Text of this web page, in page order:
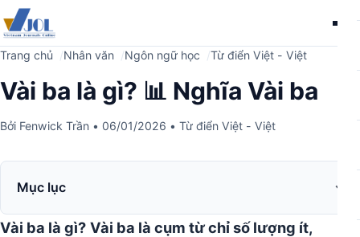
Trang chủ Nhân văn Ngôn ngữ học Từ điển Việt - Việt
Vài ba là gì? 📊 Nghĩa Vài ba
Bởi Fenwick Trần • 06/01/2026 • Từ điển Việt - Việt
Mục lục
Vài ba là gì? Vài ba là cụm từ chỉ số lượng ít,